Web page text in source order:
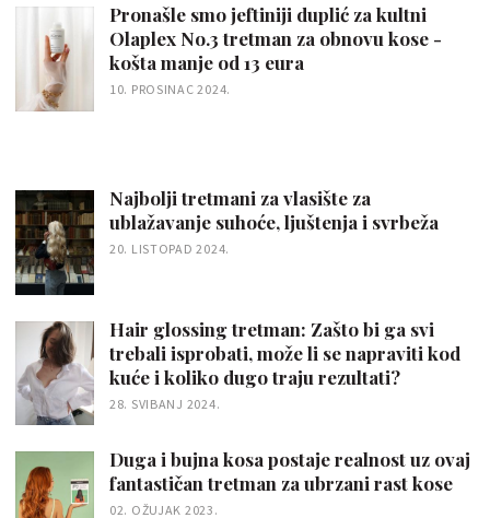
Pronašle smo jeftiniji duplić za kultni
Olaplex No.3 tretman za obnovu kose -
košta manje od 13 eura
10. PROSINAC 2024.
Najbolji tretmani za vlasište za
ublažavanje suhoće, ljuštenja i svrbeža
20. LISTOPAD 2024.
Hair glossing tretman: Zašto bi ga svi
trebali isprobati, može li se napraviti kod
kuće i koliko dugo traju rezultati?
28. SVIBANJ 2024.
Duga i bujna kosa postaje realnost uz ovaj
fantastičan tretman za ubrzani rast kose
02. OŽUJAK 2023.